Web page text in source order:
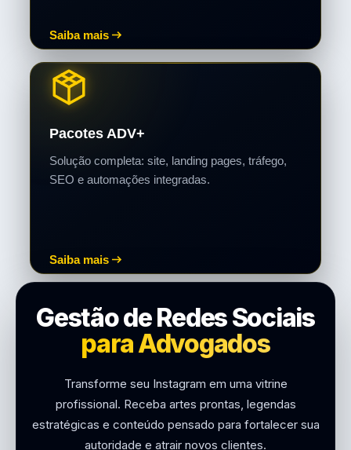
Saiba mais
Pacotes ADV+
Solução completa: site, landing pages, tráfego,
SEO e automações integradas.
Saiba mais
Gestão de Redes Sociais
para Advogados
Transforme seu Instagram em uma vitrine
profissional. Receba artes prontas, legendas
estratégicas e conteúdo pensado para fortalecer sua
autoridade e atrair novos clientes.